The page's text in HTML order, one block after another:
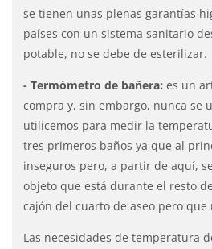
se tienen unas plenas garantías
países con un sistema sanitario
potable, no se debe de esterilizar.
- Termómetro de bañera: es un
compra y, sin embargo, nunca se
utilicemos para medir la
tres primeros baños ya que al
inseguros pero, a partir de aquí,
objeto que está durante el resto
cajón del cuarto de aseo pero que
Las necesidades de temperatura